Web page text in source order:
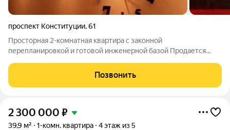
проспект Конституции,61
Просторная 2-комнатная квартира с законной
перепланировкой и готовой инженерной базой Продается
Конституции, 61 (2-й этаж). Изначально трехкомнатная
планировка грамотно трансформирована в просторную
Позвонить
2 300 000 ₽
39,9 м² 1-комн. квартира 4 этаж из 5